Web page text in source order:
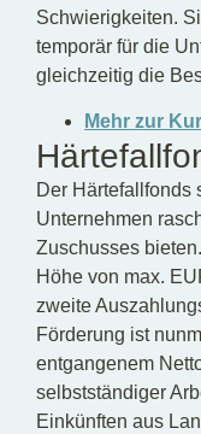
Schwierigkeiten.
temporär für die
gleichzeitig die
Mehr zur
Der Härtefallfonds
Unternehmen
Zuschusses
Höhe von max.
zweite
Förderung ist
entgangenem
selbstständiger
Einkünften aus